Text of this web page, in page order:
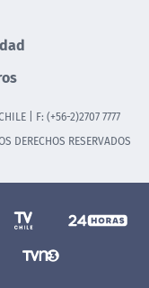
| F: (+56-2)2707 7777
DERECHOS RESERVADOS